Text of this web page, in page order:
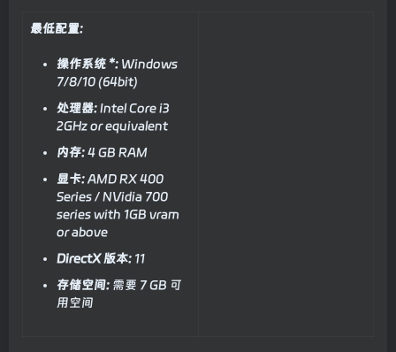
最低配置:
操作系统 *: Windows
7/8/10 (64bit)
处理器:Intel Core i3
2GHz or equivalent
内存:4 GB RAM
显卡:AMD RX 400
Series / NVidia 700
series with 1GB vram
or above
DirectX 版本: 11
存储空间: 需要 7 GB 可
用空间